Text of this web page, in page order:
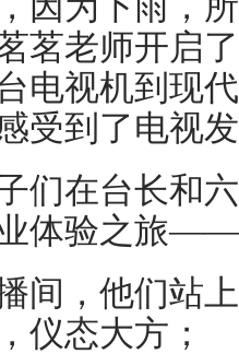
茗老师开启
电视机到现
受到了电视
在台长和六
体验之旅——
，他们站上
仪态大方；